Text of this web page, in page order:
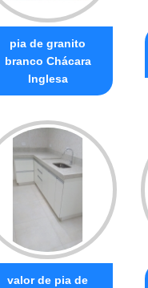
pia de granito
branco Chácara
Inglesa
valor de pia de